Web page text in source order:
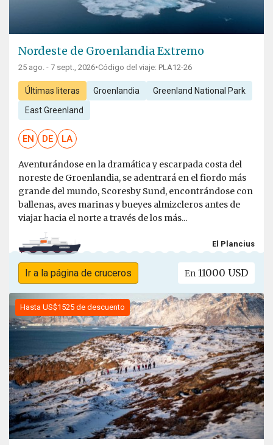
Nordeste de Groenlandia Extremo
25 ago. - 7 sept., 2026•Código del viaje: PLA12-26
Últimas literas Groenlandia Greenland National Park
East Greenland
EN DE LA
Aventurándose en la dramática y escarpada costa del
noreste de Groenlandia, se adentrará en el fiordo más
grande del mundo, Scoresby Sund, encontrándose con
ballenas, aves marinas y bueyes almizcleros antes de
viajar hacia el norte a través de los más...
El Plancius
Ir a la página de cruceros En 11000 USD
Hasta US$1525 de descuento